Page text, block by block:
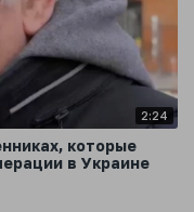
2:24
которые
в Украине